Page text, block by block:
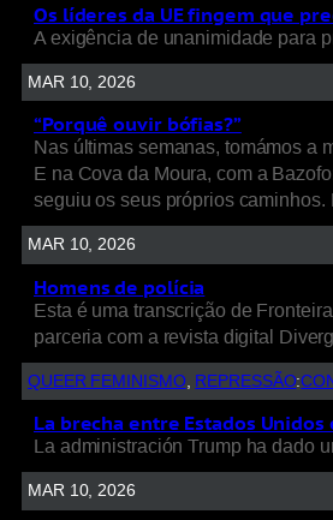
Os líderes da UE fingem que
A exigência de unanimidade para
MAR 10, 2026
“Porquê ouvir bófias?”
Nas últimas semanas, tomámos a
E na Cova da Moura, com a
seguiu os seus próprios caminhos.
MAR 10, 2026
Homens de polícia
Esta é uma transcrição de
parceria com a revista digital
QUEER FEMINISMO, REPRESSÃO:
La brecha entre Estados
La administración Trump ha dado
MAR 10, 2026